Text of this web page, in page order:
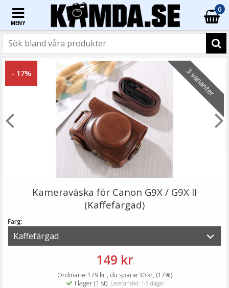
MENY
0
Puluz Skärmskydd 9H för Canon PowerShot G5 X Mark
LÄGG I VARUKORG
3 varianter
- 17%
Kameraväska för Canon G9X / G9X II
(Kaffefärgad)
Färg:
149 kr
Ordinarie 179 kr , du sparar30 kr, (17%)
I lager (1 st) Leveranstid: 1-3 dagar